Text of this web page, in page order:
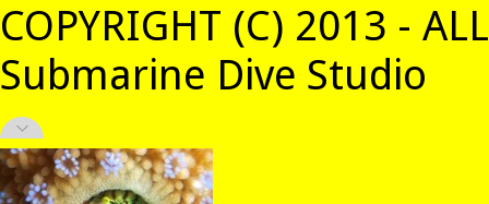
COPYRIGHT (C) 2013 -
Submarine Dive Studio